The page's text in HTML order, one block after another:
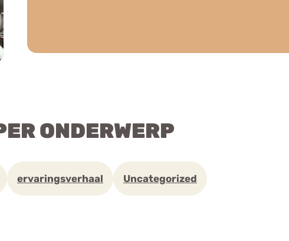
ONDERWERP
ervaringsverhaal Uncategorized